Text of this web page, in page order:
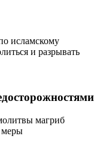
исламскому
и разрывать
магриб
меры